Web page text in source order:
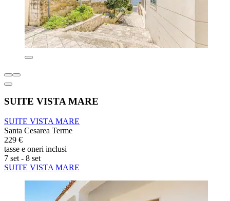
SUITE VISTA MARE
SUITE VISTA MARE
Santa Cesarea Terme
229 €
tasse e oneri inclusi
7 set - 8 set
SUITE VISTA MARE